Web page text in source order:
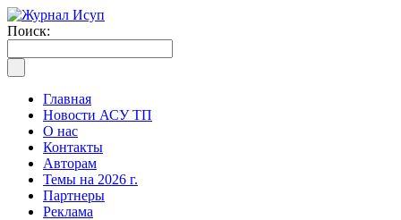
Поиск:
Главная
Новости АСУ ТП
О нас
Контакты
Авторам
Темы на 2026 г.
Партнеры
Реклама